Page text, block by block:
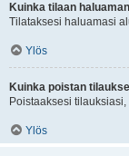
Kuinka tilaan
Tilataksesi haluamasi
Ylös
Kuinka poistan
Poistaaksesi
Ylös